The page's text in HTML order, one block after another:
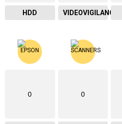
HDD VIDEOVIGILANCIA
0 0